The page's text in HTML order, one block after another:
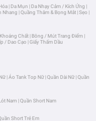
| Da Mụn | Da Nhạy Cảm / Kích Ứng |
Nhang |Quầng Thâm & Bọng Mắt |Sẹo |
Chất | Bông / Mút Trang Điểm |
/ Dao Cạo |Giấy Thấm Dầu
|Áo Tank Top Nữ |Quần Dài Nữ |Quần
Nam |Quần Short Nam
Short Trẻ Em